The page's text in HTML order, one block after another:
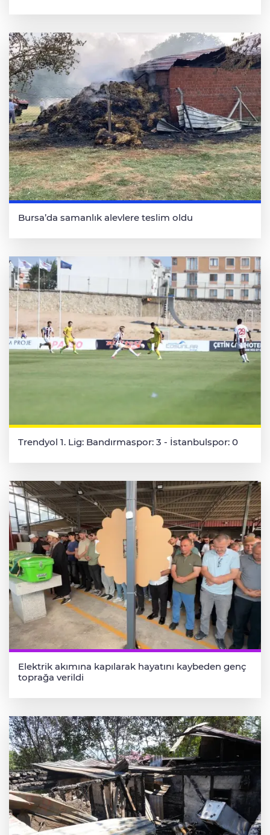
Bursa’da samanlık alevlere teslim oldu
Trendyol 1. Lig: Bandırmaspor: 3 - İstanbulspor: 0
Elektrik akımına kapılarak hayatını kaybeden genç
toprağa verildi